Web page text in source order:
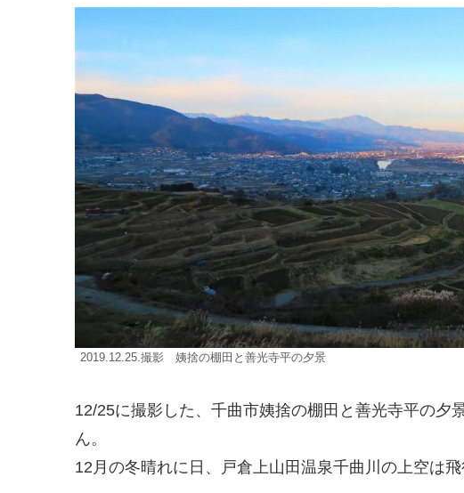
2019.12.25.撮影 姨捨の棚田と善光寺平の夕景
12/25に撮影した、千曲市姨捨の棚田と善光寺平の夕
ん。
12月の冬晴れに日、戸倉上山田温泉千曲川の上空は飛